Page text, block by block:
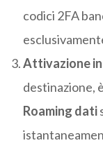
codici 2FA
Attivazione
destinazione,
Roaming dati